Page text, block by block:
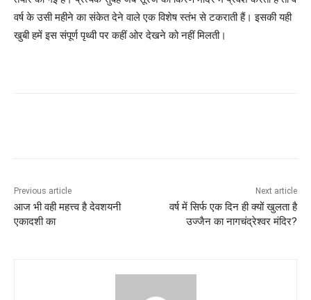
वर्ष के उसी महीने का संकेत देने वाले एक विशेष स्तंभ से टकराती हैं। इसकी यही
खुबी हमें इस संपूर्ण पृथ्वी पर कहीं ओर देखने को नहीं मिलती।
Previous article
आज भी वही महत्त्व है देवशयनी
एकादशी का
Next article
वर्ष में सिर्फ एक दिन ही क्यों खुलता है
उज्जैन का नागचंद्रेश्वर मंदिर?